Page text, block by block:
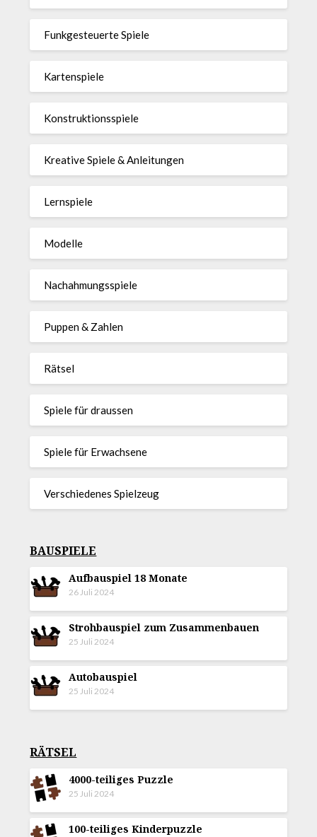
Funkgesteuerte Spiele
Kartenspiele
Konstruktionsspiele
Kreative Spiele & Anleitungen
Lernspiele
Modelle
Nachahmungsspiele
Puppen & Zahlen
Rätsel
Spiele für draussen
Spiele für Erwachsene
Verschiedenes Spielzeug
BAUSPIELE
Aufbauspiel 18 Monate
26 Juli 2024
Strohbauspiel zum Zusammenbauen
25 Juli 2024
Autobauspiel
25 Juli 2024
RÄTSEL
4000-teiliges Puzzle
25 Juli 2024
100-teiliges Kinderpuzzle